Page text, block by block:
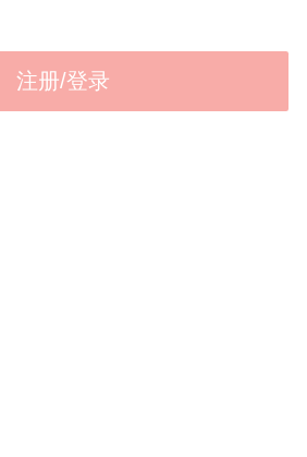
注册/登录